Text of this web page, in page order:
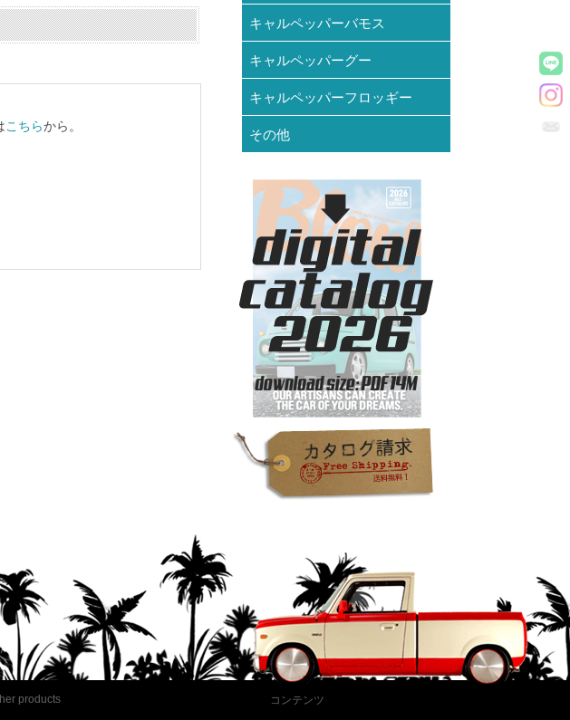
こちらから。
キャルペッパーバモス
キャルペッパーグー
キャルペッパーフロッギー
その他
products コンテンツ